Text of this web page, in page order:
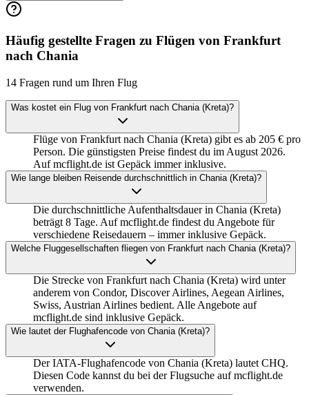
Häufig gestellte Fragen zu Flügen von Frankfurt
nach Chania
14 Fragen rund um Ihren Flug
Was kostet ein Flug von Frankfurt nach Chania (Kreta)?
Flüge von Frankfurt nach Chania (Kreta) gibt es ab 205 € pro
Person. Die günstigsten Preise findest du im August 2026.
Auf mcflight.de ist Gepäck immer inklusive.
Wie lange bleiben Reisende durchschnittlich in Chania (Kreta)?
Die durchschnittliche Aufenthaltsdauer in Chania (Kreta)
beträgt 8 Tage. Auf mcflight.de findest du Angebote für
verschiedene Reisedauern – immer inklusive Gepäck.
Welche Fluggesellschaften fliegen von Frankfurt nach Chania (Kreta)?
Die Strecke von Frankfurt nach Chania (Kreta) wird unter
anderem von Condor, Discover Airlines, Aegean Airlines,
Swiss, Austrian Airlines bedient. Alle Angebote auf
mcflight.de sind inklusive Gepäck.
Wie lautet der Flughafencode von Chania (Kreta)?
Der IATA-Flughafencode von Chania (Kreta) lautet CHQ.
Diesen Code kannst du bei der Flugsuche auf mcflight.de
verwenden.